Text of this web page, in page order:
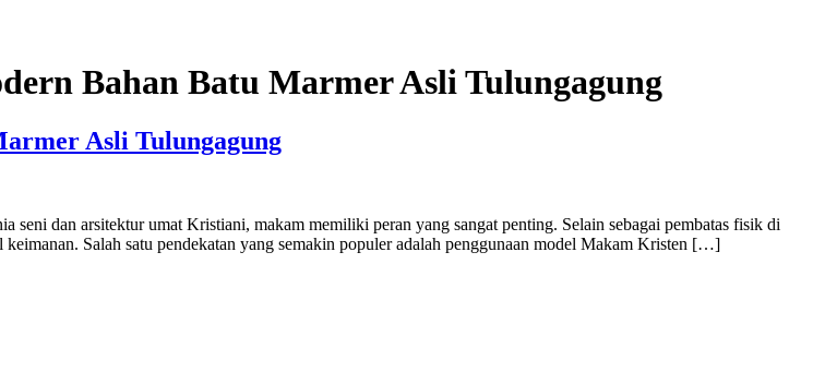
Bahan Batu Marmer Asli Tulungagung
Asli Tulungagung
dan arsitektur umat Kristiani, makam memiliki peran yang sangat penting. Selain sebagai pembatas fisik di
Salah satu pendekatan yang semakin populer adalah penggunaan model Makam Kristen […]